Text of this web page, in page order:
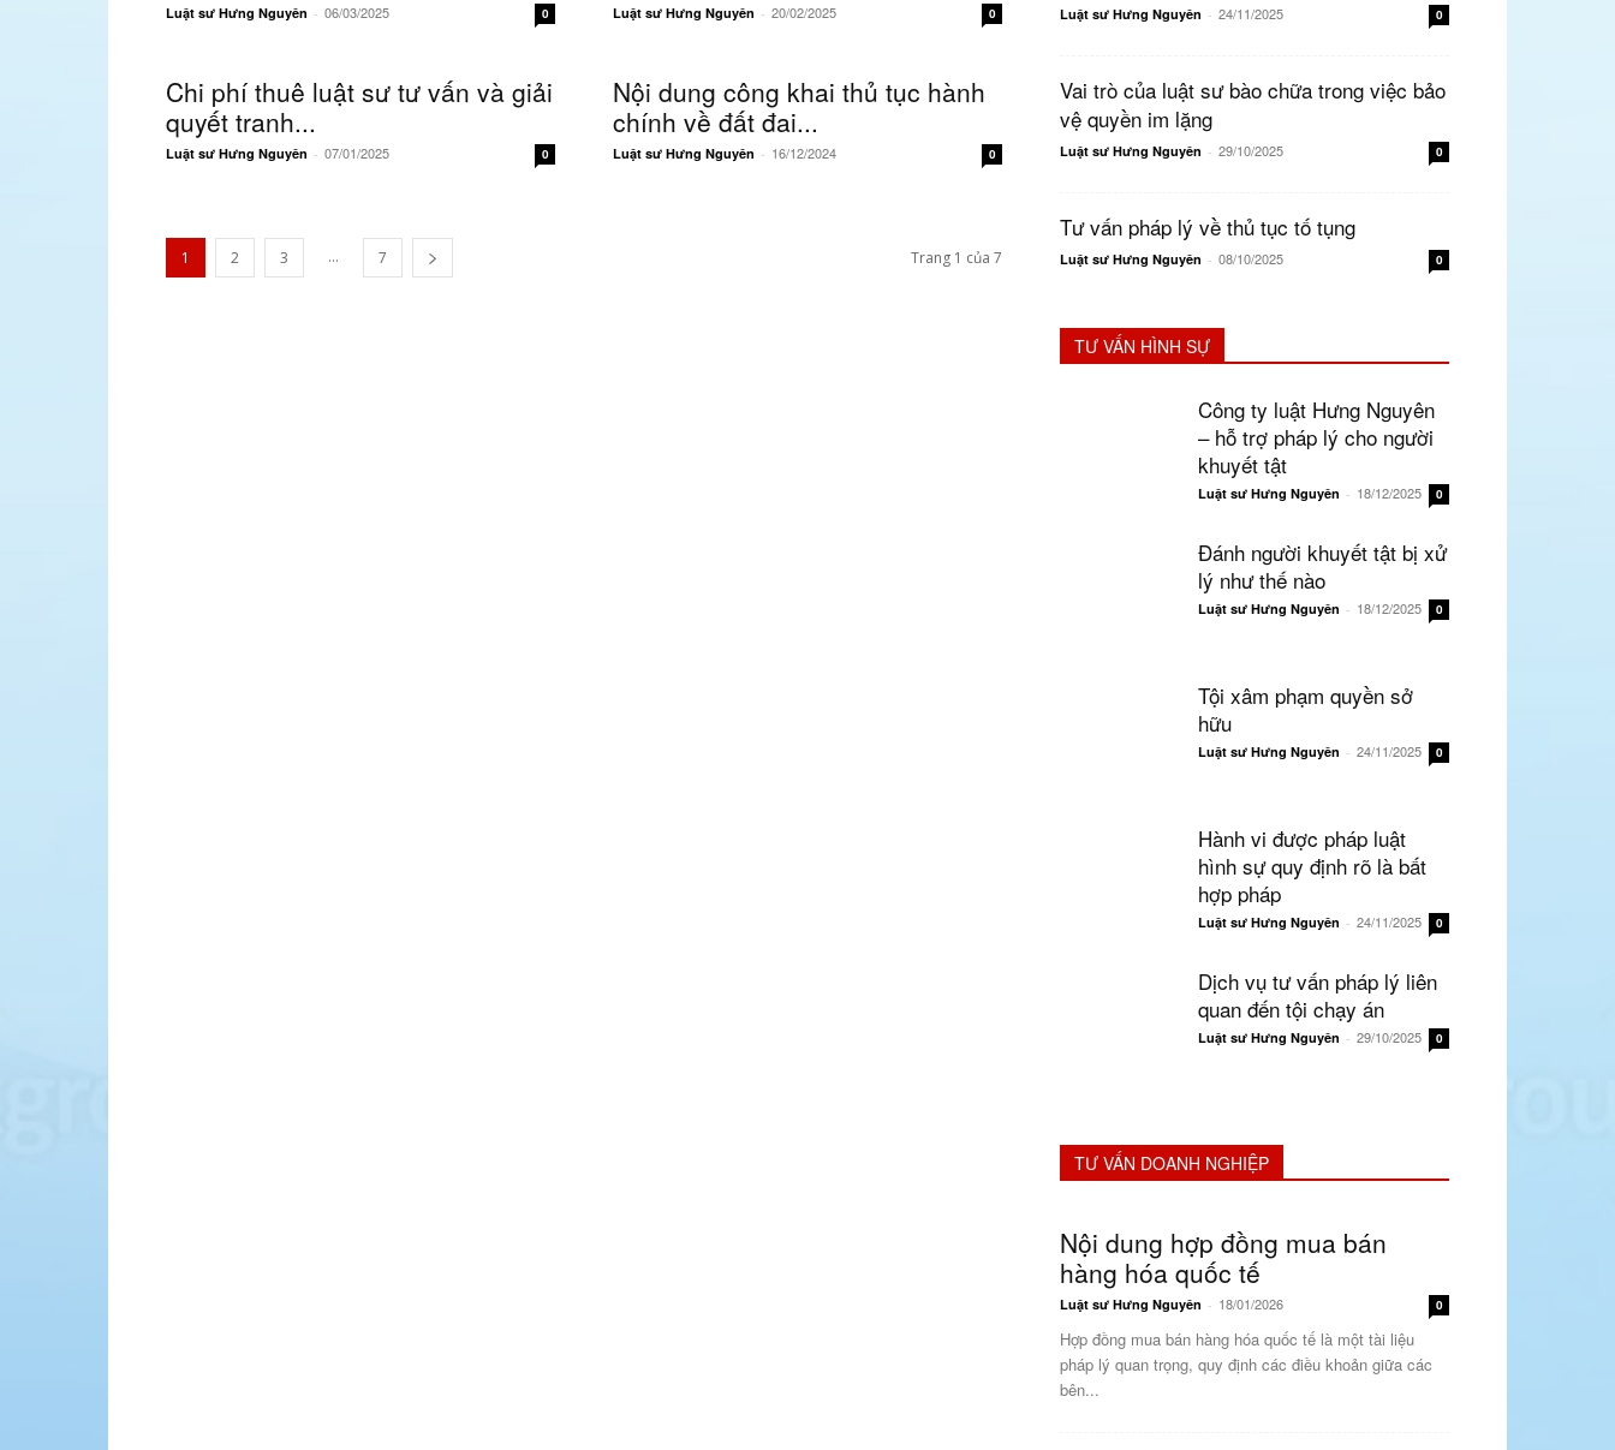
Luật sư Hưng Nguyên - 06/03/2025 0 Luật sư Hưng Nguyên - 20/02/2025 0
Chi phí thuê luật sư tư vấn và giải
quyết tranh...
Luật sư Hưng Nguyên - 07/01/2025 0
Nội dung công khai thủ tục hành
chính về đất đai...
Luật sư Hưng Nguyên - 16/12/2024 0
1 2 3 ... 7 Trang 1 của 7
Luật sư Hưng Nguyên - 24/11/2025 0
Vai trò của luật sư bào chữa trong việc bảo
vệ quyền im lặng
Luật sư Hưng Nguyên - 29/10/2025 0
Tư vấn pháp lý về thủ tục tố tụng
Luật sư Hưng Nguyên - 08/10/2025 0
TƯ VẤN HÌNH SỰ
Công ty luật Hưng Nguyên
– hỗ trợ pháp lý cho người
khuyết tật
Luật sư Hưng Nguyên - 18/12/2025 0
Đánh người khuyết tật bị xử
lý như thế nào
Luật sư Hưng Nguyên - 18/12/2025 0
Tội xâm phạm quyền sở
hữu
Luật sư Hưng Nguyên - 24/11/2025 0
Hành vi được pháp luật
hình sự quy định rõ là bất
hợp pháp
Luật sư Hưng Nguyên - 24/11/2025 0
Dịch vụ tư vấn pháp lý liên
quan đến tội chạy án
Luật sư Hưng Nguyên - 29/10/2025 0
TƯ VẤN DOANH NGHIỆP
Nội dung hợp đồng mua bán
hàng hóa quốc tế
Luật sư Hưng Nguyên - 18/01/2026 0
Hợp đồng mua bán hàng hóa quốc tế là một tài liệu
pháp lý quan trọng, quy định các điều khoản giữa các
bên...